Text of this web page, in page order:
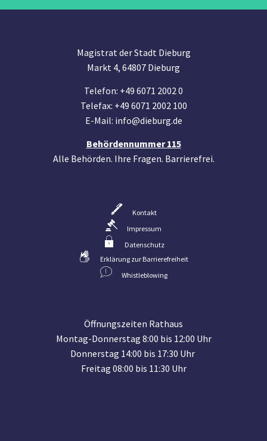
Magistrat der Stadt Dieburg
Markt 4, 64807 Dieburg
Telefon: +49 6071 2002 0
Telefax: +49 6071 2002 100
E-Mail: info@dieburg.de
Behördennummer 115
Alle Behörden. Ihre Fragen. Barrierefrei.
Kontakt
Impressum
Datenschutz
Erklärung zur Barrierefreiheit
Whistleblowing
Öffnungszeiten Rathaus
Montag-Donnerstag 8:00 bis 12:00 Uhr
Donnerstag 14:00 bis 17:30 Uhr
Freitag 08:00 bis 11:30 Uhr